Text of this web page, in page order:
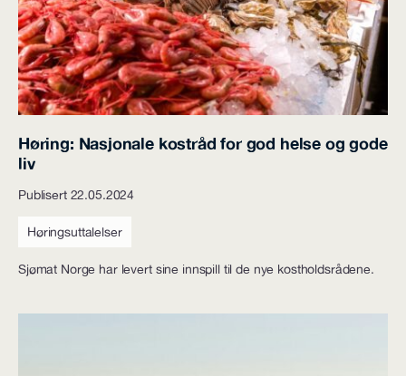
Høring: Nasjonale kostråd for god helse og gode
liv
Publisert 22.05.2024
Høringsuttalelser
Sjømat Norge har levert sine innspill til de nye kostholdsrådene.